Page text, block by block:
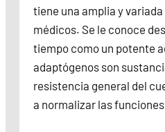
tiene una amplia y
médicos. Se le conoce
tiempo como un potente
adaptógenos son
resistencia general del
a normalizar las